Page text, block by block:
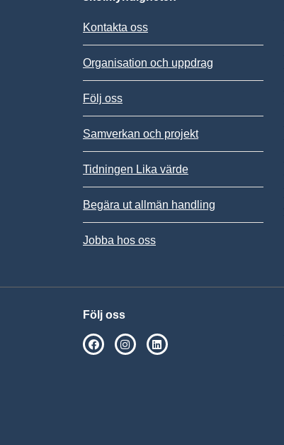
Kontakta oss
Organisation och uppdrag
Följ oss
Samverkan och projekt
Tidningen Lika värde
Begära ut allmän handling
Jobba hos oss
Följ oss
SPSM på Facebook
SPSM på Instagram